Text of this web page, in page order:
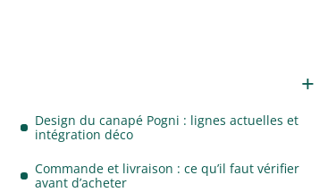
Design du canapé Pogni : lignes actuelles et
intégration déco
Commande et livraison : ce qu’il faut vérifier
avant d’acheter